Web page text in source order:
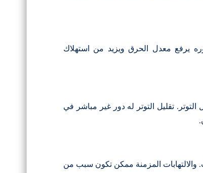
يرفع معدل الحرق ويزيد من استهلاك
تقليل التوتر له دور غير مباشر في
والالتهابات المزمنة ممكن تكون سبب من